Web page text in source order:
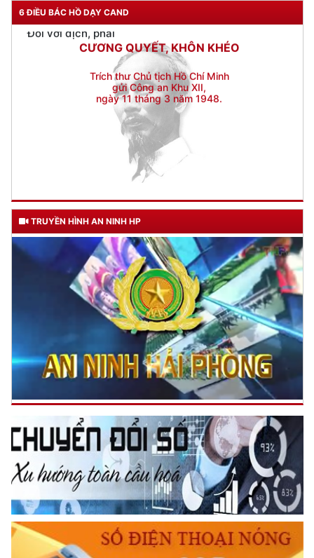
6 ĐIỀU BÁC HỒ DẠY CANDTrích thư Chủ tịch Hồ Chí Minh
gửi Công an Khu XII,
ngày 11 tháng 3 năm 1948.
TRUYỀN HÌNH AN NINH HP